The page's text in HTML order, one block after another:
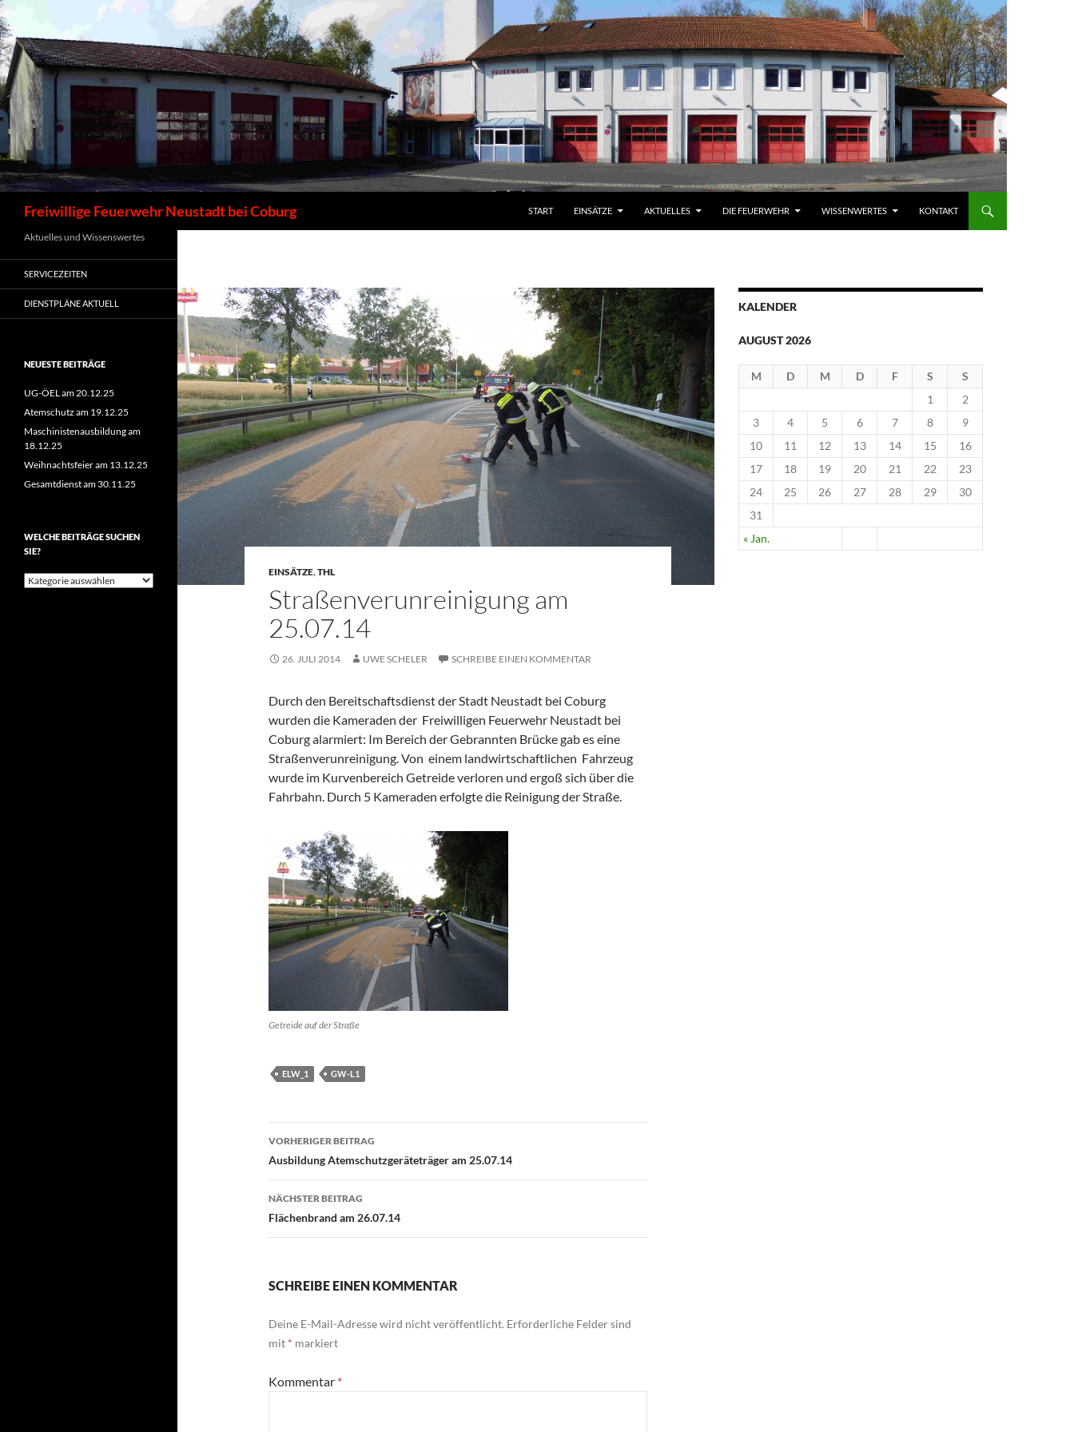
Zum
Inhalt
springen
Freiwillige Feuerwehr Neustadt bei Coburg START EINSÄTZE AKTUELLES DIE FEUERWEHR WISSENWERTES KONTAKT
EINSÄTZE,THL
Straßenverunreinigung am
25.07.14
26. JULI 2014 UWE SCHELER SCHREIBE EINEN KOMMENTAR
Durch den Bereitschaftsdienst der Stadt Neustadt bei Coburg
wurden die Kameraden der Freiwilligen Feuerwehr Neustadt bei
Coburg alarmiert: Im Bereich der Gebrannten Brücke gab es eine
Straßenverunreinigung. Von einem landwirtschaftlichen Fahrzeug
wurde im Kurvenbereich Getreide verloren und ergoß sich über die
Fahrbahn. Durch 5 Kameraden erfolgte die Reinigung der Straße.
Getreide auf der Straße
ELW_1 GW-L1
Beitragsnavigation
VORHERIGER BEITRAG
Ausbildung Atemschutzgeräteträger am 25.07.14
NÄCHSTER BEITRAG
Flächenbrand am 26.07.14
SCHREIBE EINEN KOMMENTAR
Deine E-Mail-Adresse wird nicht veröffentlicht. Erforderliche Felder sind
mit * markiert
Kommentar *
KALENDER
AUGUST 2026
M D M D F S S
« Jan.
1
2
3
4 5 6 7 8
9
10
11 12 13 14 15
16
17
18 19 20 21 22
23
24
25 26 27 28 29
30
31
Aktuelles und Wissenswertes
SERVICEZEITEN
DIENSTPLÄNE AKTUELL
NEUESTE BEITRÄGE
UG-ÖEL am 20.12.25
Atemschutz am 19.12.25
Maschinistenausbildung am
18.12.25
Weihnachtsfeier am 13.12.25
Gesamtdienst am 30.11.25
WELCHE BEITRÄGE SUCHEN
SIE?
Welche